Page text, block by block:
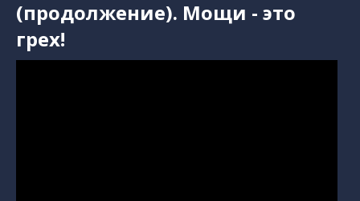
(продолжение). Мощи - это
грех!